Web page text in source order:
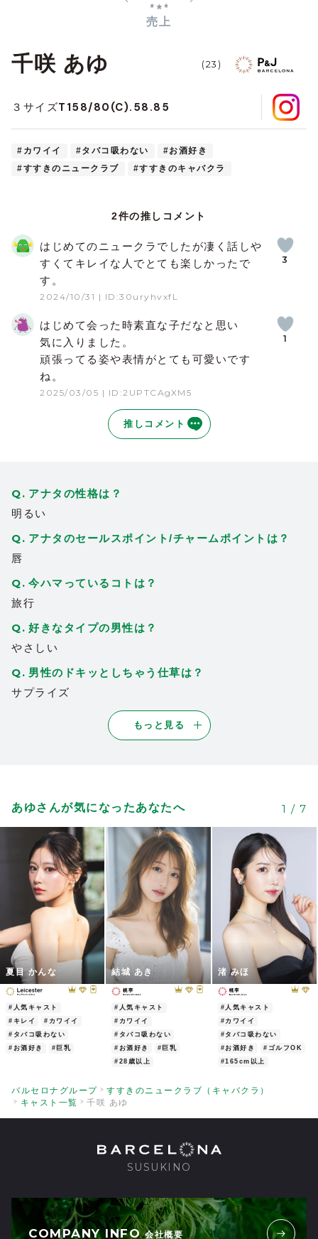
売上
千咲 あゆ (23)
３サイズT158/80(C).58.85
#カワイイ #タバコ吸わない
#お酒好き
#すすきのニュークラブ
#すすきのキャバクラ
2件の推しコメント
2024/10/31 | ID:30uryhvxfL
はじめてのニュークラでしたが凄く話しや
すくてキレイな人でとても楽しかったで
す。
3
2025/03/05 | ID:2UPTCAgXM5
はじめて会った時素直な子だなと思い
気に入りました。
頑張ってる姿や表情がとても可愛いです
ね。
1
推しコメント
アナタの性格は？
明るい
アナタのセールスポイント/チャームポイントは？
唇
今ハマっているコトは？
旅行
好きなタイプの男性は？
やさしい
男性のドキッとしちゃう仕草は？
サプライズ
もっと見る
あゆさんが気になったあなたへ 1 / 7
夏目 かんな
#人気キャスト
#キレイ
#カワイイ
#タバコ吸わない
#お酒好き
#巨乳
結城 あき
#人気キャスト
#カワイイ
#タバコ吸わない
#お酒好き
#巨乳
#28歳以上
渚 みほ
#人気キャスト
#カワイイ
#タバコ吸わない
#お酒好き
#ゴルフOK
#165cm以上
バルセロナグループ
すすきのニュークラブ（キャバクラ）
キャスト一覧
千咲 あゆ
SUSUKINO
COMPANY INFO 会社概要